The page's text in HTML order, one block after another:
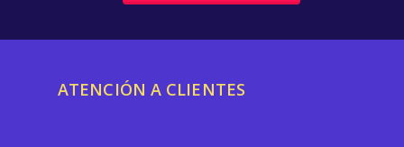
ATENCIÓN A CLIENTES